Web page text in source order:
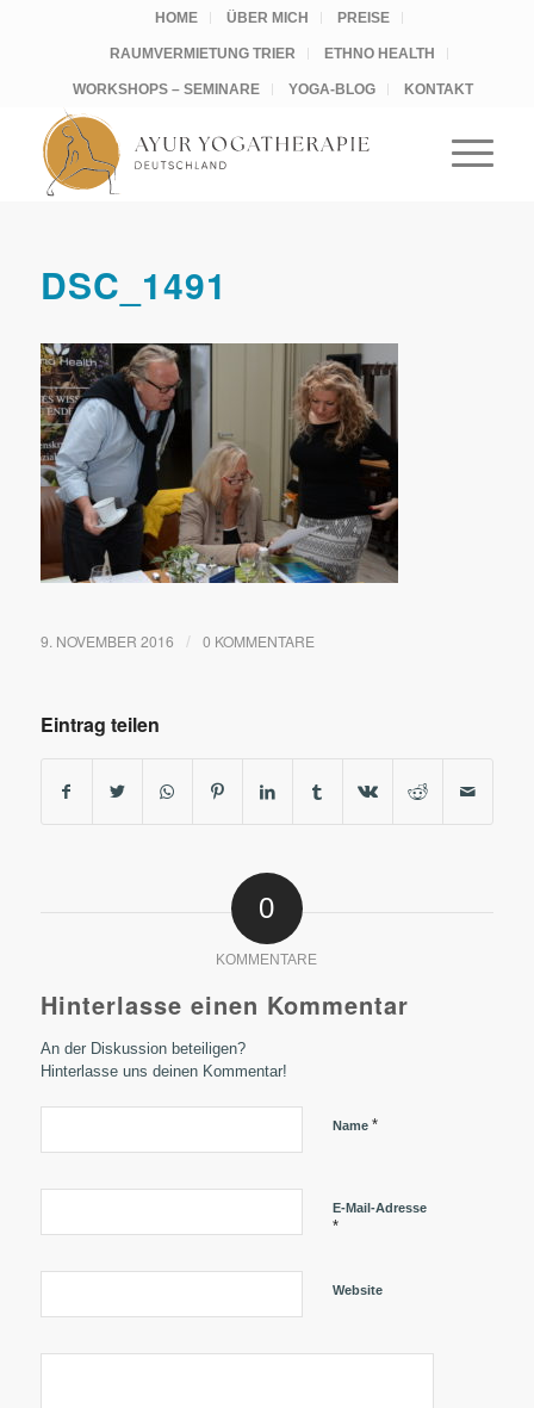
HOME ÜBER MICH PREISE
RAUMVERMIETUNG TRIER ETHNO HEALTH
WORKSHOPS – SEMINARE YOGA-BLOG KONTAKT
DSC_1491
9. NOVEMBER 2016 / 0 KOMMENTARE
Eintrag teilen
0
KOMMENTARE
Hinterlasse einen Kommentar
An der Diskussion beteiligen?
Hinterlasse uns deinen Kommentar!
Name *
E-Mail-Adresse
*
Website